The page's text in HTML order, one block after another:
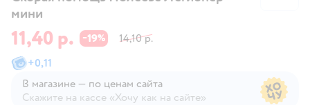
мини
11,40 р. −19%
14,10 р.
+0,11
В магазине — по ценам сайта
Скажите на кассе «Хочу как на сайте»